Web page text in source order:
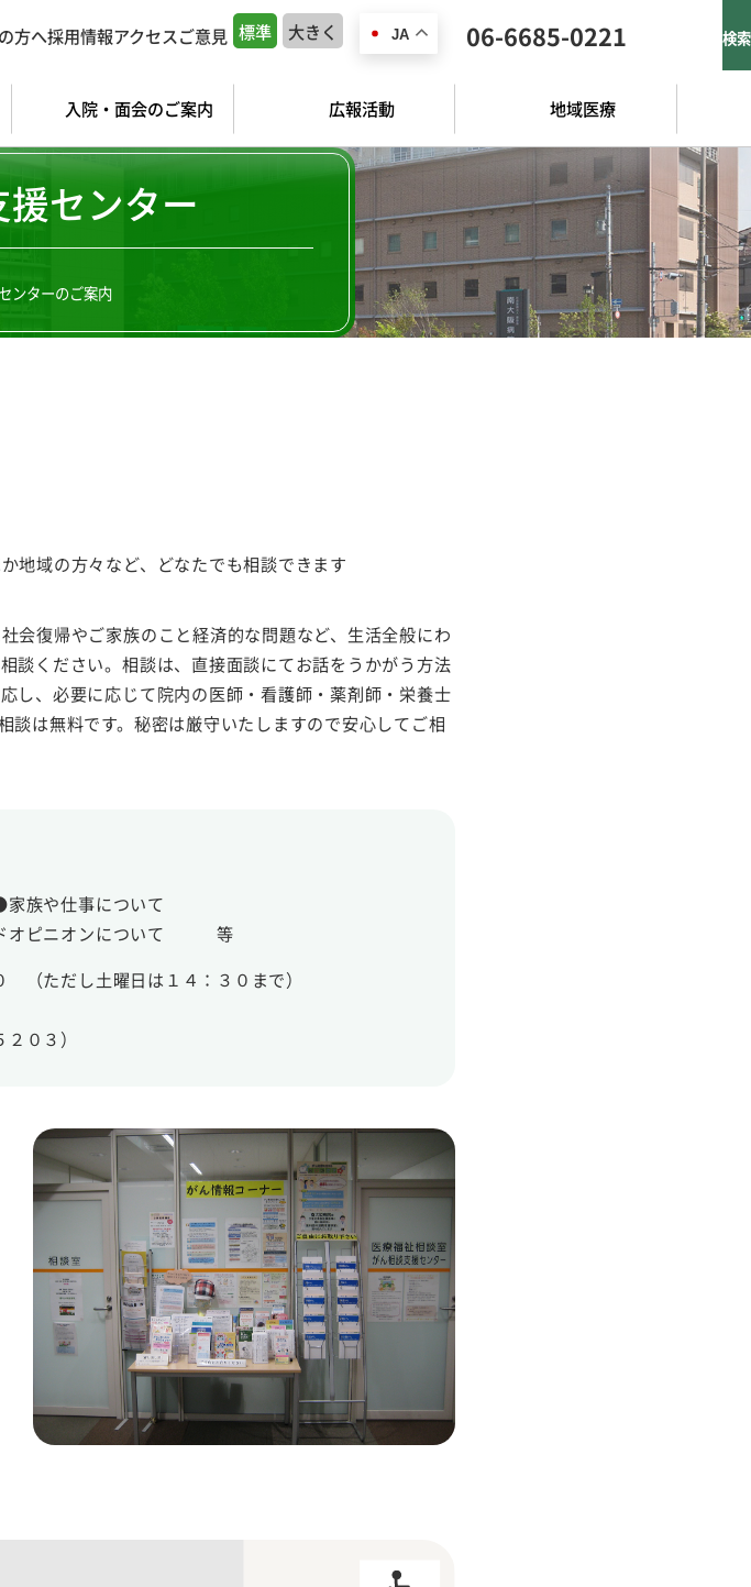
検索
入院・面会のご案内 広報活動 地域医療
方へ採用情報アクセスご意見 標準 大きく JA 06-6685-0221
センター
ンターのご案内
地域の方々など、どなたでも相談できます
会復帰やご家族のこと経済的な問題など、生活全般にわ
談ください。相談は、直接面談にてお話をうかがう方法
し、必要に応じて院内の医師・看護師・薬剤師・栄養士
談は無料です。秘密は厳守いたしますので安心してご相
族や仕事について
オピニオンについて 等
ただし土曜日は１４：３０まで）
０３）